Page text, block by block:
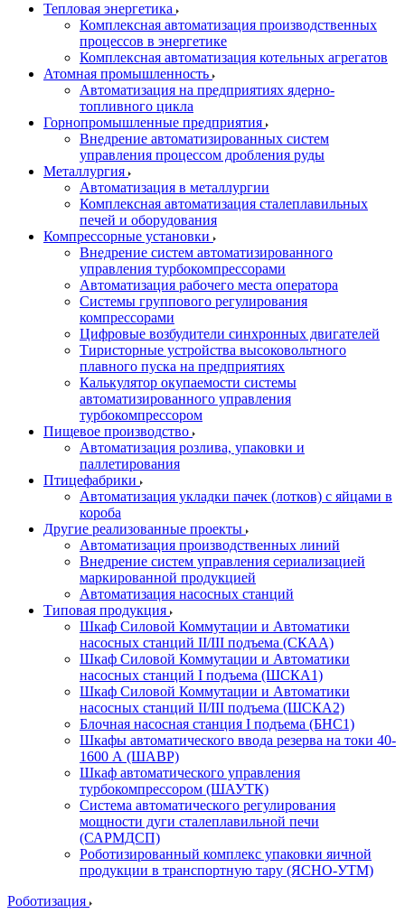
Тепловая энергетика
Комплексная автоматизация производственных
процессов в энергетике
Комплексная автоматизация котельных агрегатов
Атомная промышленность
Автоматизация на предприятиях ядерно-
топливного цикла
Горнопромышленные предприятия
Внедрение автоматизированных систем
управления процессом дробления руды
Металлургия
Автоматизация в металлургии
Комплексная автоматизация сталеплавильных
печей и оборудования
Компрессорные установки
Внедрение систем автоматизированного
управления турбокомпрессорами
Автоматизация рабочего места оператора
Системы группового регулирования
компрессорами
Цифровые возбудители синхронных двигателей
Тиристорные устройства высоковольтного
плавного пуска на предприятиях
Калькулятор окупаемости системы
автоматизированного управления
турбокомпрессором
Пищевое производство
Автоматизация розлива, упаковки и
паллетирования
Птицефабрики
Автоматизация укладки пачек (лотков) с яйцами в
короба
Другие реализованные проекты
Автоматизация производственных линий
Внедрение систем управления сериализацией
маркированной продукцией
Автоматизация насосных станций
Типовая продукция
Шкаф Силовой Коммутации и Автоматики
насосных станций II/III подъема (СКАА)
Шкаф Силовой Коммутации и Автоматики
насосных станций I подъема (ШСКА1)
Шкаф Силовой Коммутации и Автоматики
насосных станций II/III подъема (ШСКА2)
Блочная насосная станция I подъема (БНС1)
Шкафы автоматического ввода резерва на токи 40-
1600 А (ШАВР)
Шкаф автоматического управления
турбокомпрессором (ШАУТК)
Система автоматического регулирования
мощности дуги сталеплавильной печи
(САРМДСП)
Роботизированный комплекс упаковки яичной
продукции в транспортную тару (ЯСНО-УТМ)
Роботизация